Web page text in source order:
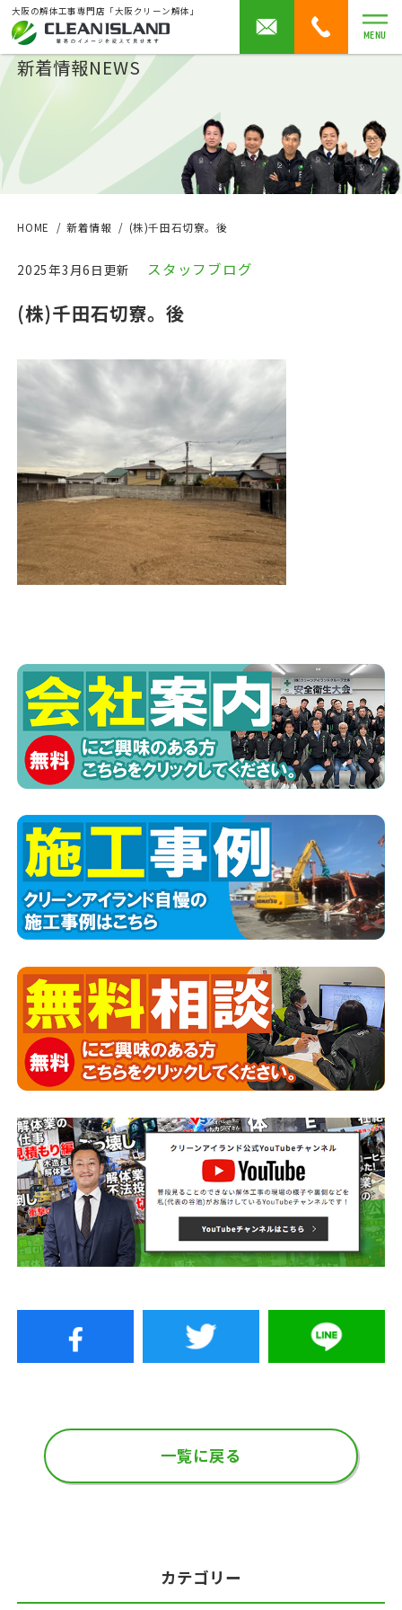
大阪の解体工事専門店「大阪クリーン解体」
MENU
新着情報NEWS
HOME 新着情報 (株)千田石切寮。後
2025年3月6日更新 スタッフブログ
(株)千田石切寮。後
一覧に戻る
カテゴリー